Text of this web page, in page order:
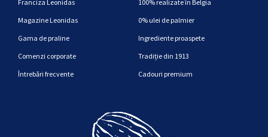
Franciza Leonidas
Magazine Leonidas
Gama de praline
Comenzi corporate
Întrebări frecvente
100% realizate în Belgia
0% ulei de palmier
Ingrediente proaspete
Tradiție din 1913
Cadouri premium